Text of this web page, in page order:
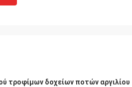
τροφίμων δοχείων ποτών αργιλίου